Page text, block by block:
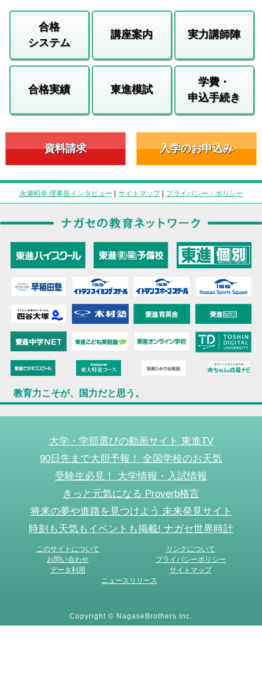
合格
システム
講座案内 実力講師陣
合格実績 東進模試
学費・
申込手続き
資料請求 入学のお申込み
永瀬昭幸 理事長インタビュー | サイトマップ| プライバシー・ポリシー
教育力こそが、国力だと思う。
大学・学部選びの動画サイト 東進TV
90日先まで大胆予報！ 全国学校のお天気
受験生必見！ 大学情報・入試情報
きっと元気になる Proverb格言
将来の夢や進路を見つけよう 未来発見サイト
時刻も天気もイベントも掲載! ナガセ世界時計
このサイトについて
リンクについて
お問い合わせ
プライバシーポリシー
データ利用
サイトマップ
ニュースリリース
Copyright © NagaseBrothers Inc.